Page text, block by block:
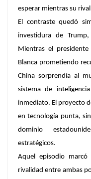
esperar mientras su
El contraste quedó
investidura de
Mientras el presidente
Blanca prometiendo
China sorprendía al
sistema de
inmediato. El proyecto
en tecnología punta,
dominio
estratégicos.
Aquel episodio
rivalidad entre ambas